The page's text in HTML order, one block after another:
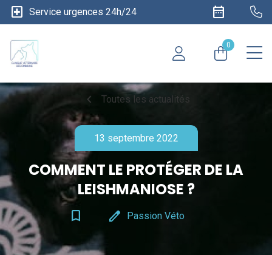
local_hospital Service urgences 24h/24 date_range
0
chevron_left Toutes les actualités
13 septembre 2022
COMMENT LE PROTÉGER DE LA
LEISHMANIOSE ?
bookmark_border edit Passion Véto